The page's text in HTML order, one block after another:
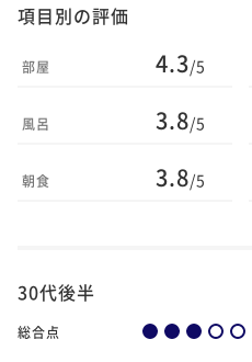
項目別の評価
部屋 4.3/5
風呂 3.8/5
朝食 3.8/5
30代後半
総合点